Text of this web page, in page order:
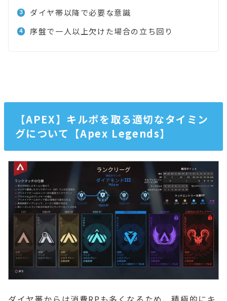
ダイヤ帯以降で必要な意識
序盤で一人以上欠けた場合の立ち回り
【APEX】キルポを取る適切なタイミン
グについて【Apex Legends】